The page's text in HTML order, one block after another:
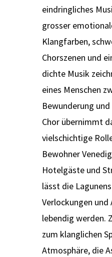
eindringliches
grosser
Klangfarben,
Chorszenen und
dichte Musik
eines Menschen
Bewunderung
Chor übernimmt
vielschichtige
Bewohner
Hotelgäste und
lässt die
Verlockungen und
lebendig werden.
zum klanglichen
Atmosphäre, die